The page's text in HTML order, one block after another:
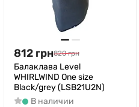
812 грн820 грн
Балаклава Level
WHIRLWIND One size
Black/grey (LSB21U2N)
В наличии